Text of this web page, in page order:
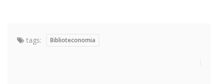
tags: Biblioteconomia